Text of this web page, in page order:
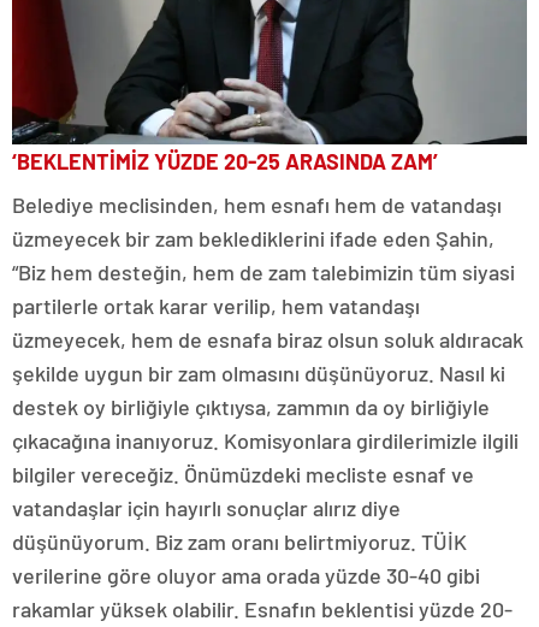
‘BEKLENTİMİZ YÜZDE 20-25 ARASINDA ZAM’
Belediye meclisinden, hem esnafı hem de vatandaşı
üzmeyecek bir zam beklediklerini ifade eden Şahin,
“Biz hem desteğin, hem de zam talebimizin tüm siyasi
partilerle ortak karar verilip, hem vatandaşı
üzmeyecek, hem de esnafa biraz olsun soluk aldıracak
şekilde uygun bir zam olmasını düşünüyoruz. Nasıl ki
destek oy birliğiyle çıktıysa, zammın da oy birliğiyle
çıkacağına inanıyoruz. Komisyonlara girdilerimizle ilgili
bilgiler vereceğiz. Önümüzdeki mecliste esnaf ve
vatandaşlar için hayırlı sonuçlar alırız diye
düşünüyorum. Biz zam oranı belirtmiyoruz. TÜİK
verilerine göre oluyor ama orada yüzde 30-40 gibi
rakamlar yüksek olabilir. Esnafın beklentisi yüzde 20-